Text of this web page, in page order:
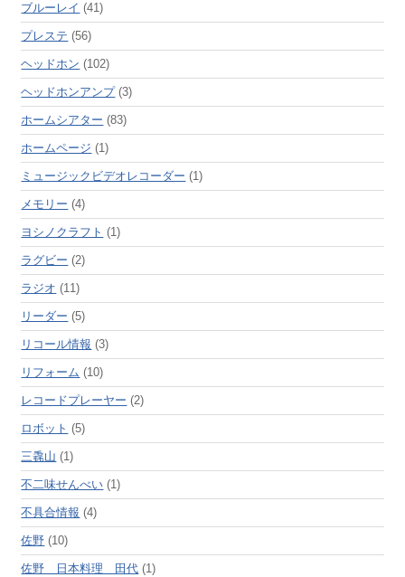
ブルーレイ (41)
プレステ (56)
ヘッドホン (102)
ヘッドホンアンプ(3)
ホームシアター (83)
ホームページ (1)
ミュージックビデオレコーダー (1)
メモリー (4)
ヨシノクラフト (1)
ラグビー (2)
ラジオ (11)
リーダー (5)
リコール情報 (3)
リフォーム (10)
レコードプレーヤー (2)
ロボット (5)
三毳山 (1)
不二味せんべい (1)
不具合情報 (4)
佐野 (10)
佐野 日本料理 田代 (1)